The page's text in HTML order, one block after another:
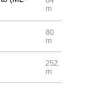
m
80
m
252
m